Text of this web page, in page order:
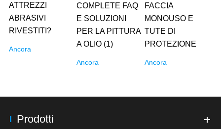
ATTREZZI
ABRASIVI
RIVESTITI?
Ancora
COMPLETE FAQ
E SOLUZIONI
PER LA PITTURA
A OLIO (1)
Ancora
FACCIA
MONOUSO E
TUTE DI
PROTEZIONE
Ancora
Prodotti